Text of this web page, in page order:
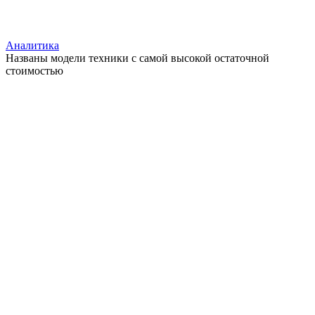
Аналитика
Названы модели техники с самой высокой остаточной
стоимостью